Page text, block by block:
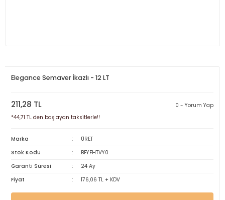
Elegance Semaver İkazlı - 12 LT
211,28 TL
0 - Yorum Yap
*44,71 TL den başlayan taksitlerle!!
Marka
ÜRET
Stok Kodu
BFYFHTVY0
Garanti Süresi
24 Ay
Fiyat
176,06 TL + KDV